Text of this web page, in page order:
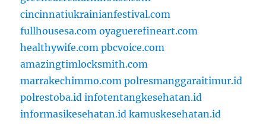
cincinnatiukrainianfestival.com
fullhousesa.com oyaguerefineart.com
healthywife.com pbcvoice.com
amazingtimlocksmith.com
marrakechimmo.com polresmanggaraitimur.id
polrestoba.id infotentangkesehatan.id
informasikesehatan.id kamuskesehatan.id